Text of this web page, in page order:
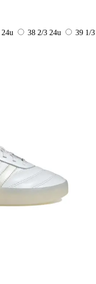
24u 38 2/3 24u
39 1/3